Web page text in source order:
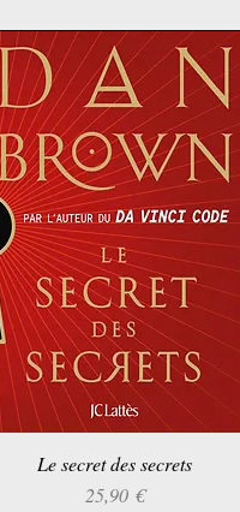
Schnellansicht
Le secret des secrets
Preis
25,90 €